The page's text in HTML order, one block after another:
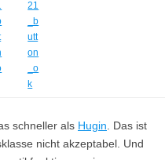
schneller als Hugin . Das ist
nicht akzeptabel. Und